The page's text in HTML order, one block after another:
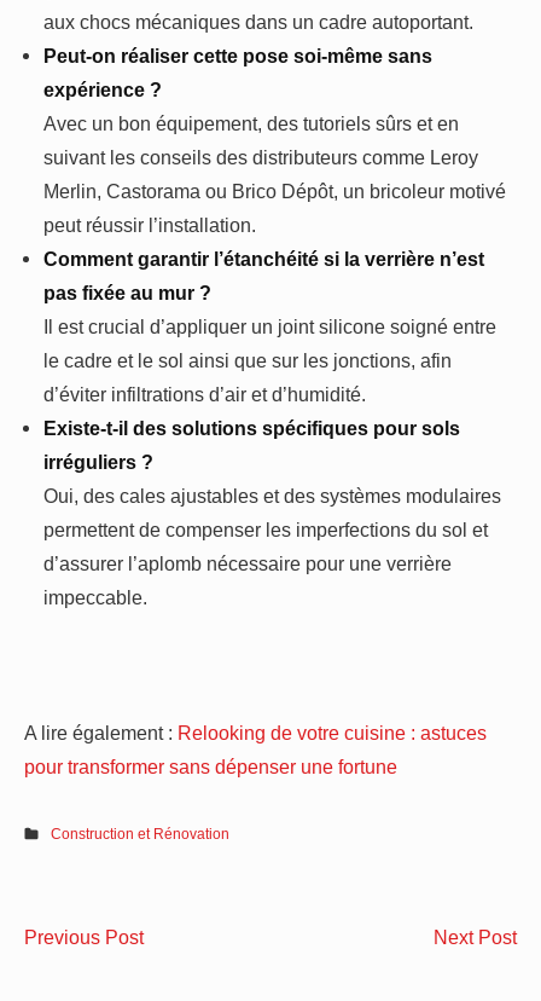
aux chocs mécaniques dans un cadre autoportant.
Peut-on réaliser cette pose soi-même sans
expérience ?
Avec un bon équipement, des tutoriels sûrs et en
suivant les conseils des distributeurs comme Leroy
Merlin, Castorama ou Brico Dépôt, un bricoleur motivé
peut réussir l’installation.
Comment garantir l’étanchéité si la verrière n’est
pas fixée au mur ?
Il est crucial d’appliquer un joint silicone soigné entre
le cadre et le sol ainsi que sur les jonctions, afin
d’éviter infiltrations d’air et d’humidité.
Existe-t-il des solutions spécifiques pour sols
irréguliers ?
Oui, des cales ajustables et des systèmes modulaires
permettent de compenser les imperfections du sol et
d’assurer l’aplomb nécessaire pour une verrière
impeccable.
A lire également : Relooking de votre cuisine : astuces
pour transformer sans dépenser une fortune
Construction et Rénovation
Navigation
Previous Postastuces
Next Post